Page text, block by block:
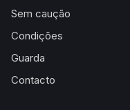
Sem caução
Condições
Guarda
Contacto